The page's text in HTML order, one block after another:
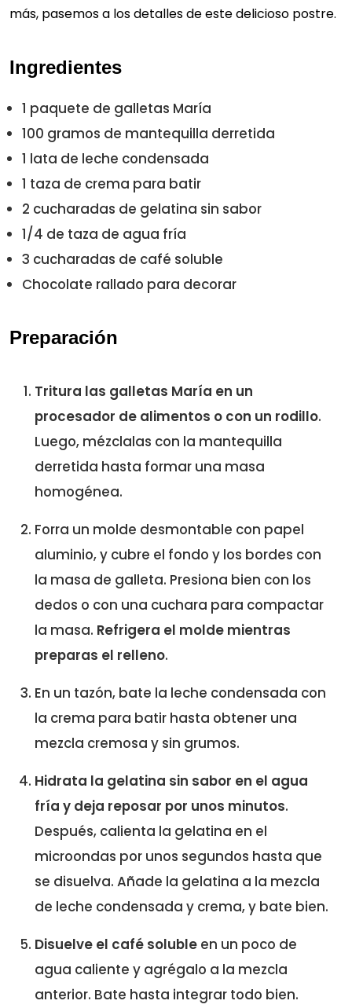
más, pasemos a los detalles de este delicioso postre.
Ingredientes
1 paquete de galletas María
100 gramos de mantequilla derretida
1 lata de leche condensada
1 taza de crema para batir
2 cucharadas de gelatina sin sabor
1/4 de taza de agua fría
3 cucharadas de café soluble
Chocolate rallado para decorar
Preparación
Tritura las galletas María en un
procesador de alimentos o con un rodillo.
Luego, mézclalas con la mantequilla
derretida hasta formar una masa
homogénea.
Forra un molde desmontable con papel
aluminio, y cubre el fondo y los bordes con
la masa de galleta. Presiona bien con los
dedos o con una cuchara para compactar
la masa. Refrigera el molde mientras
preparas el relleno.
En un tazón, bate la leche condensada con
la crema para batir hasta obtener una
mezcla cremosa y sin grumos.
Hidrata la gelatina sin sabor en el agua
fría y deja reposar por unos minutos.
Después, calienta la gelatina en el
microondas por unos segundos hasta que
se disuelva. Añade la gelatina a la mezcla
de leche condensada y crema, y bate bien.
Disuelve el café soluble en un poco de
agua caliente y agrégalo a la mezcla
anterior. Bate hasta integrar todo bien.